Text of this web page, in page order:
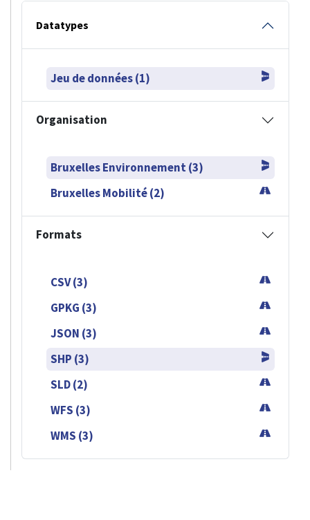
Datatypes
Jeu de données (1)
Organisation
Bruxelles Environnement (3)
Bruxelles Mobilité (2)
Formats
CSV (3)
GPKG (3)
JSON (3)
SHP (3)
SLD (2)
WFS (3)
WMS (3)